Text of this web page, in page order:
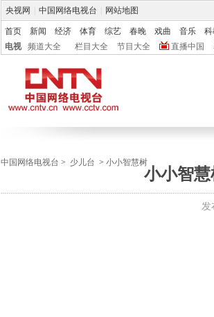
央视网 中国网络电视台 网站地图
首页 新闻 经济 体育 综艺 春晚 戏曲 音乐
电视
频道大全 栏目大全 节目大全 直播中国
中国网络电视台 > 少儿台 > 小小智慧树
小小智慧
发